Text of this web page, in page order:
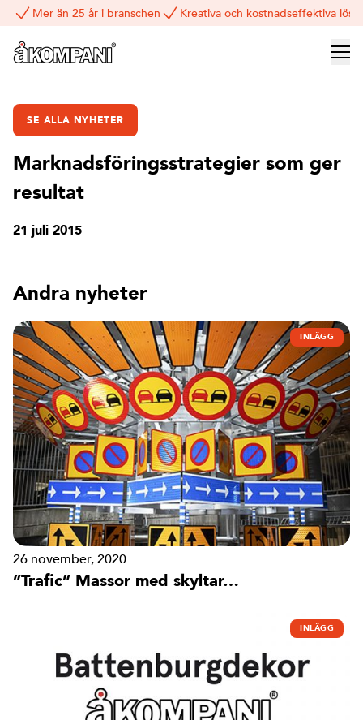
Mer än 25 år i branschen Kreativa och kostnadseffektiva
SE ALLA NYHETER
Marknadsföringsstrategier som ger
resultat
21 juli 2015
Andra nyheter
INLÄGG
26 november, 2020
”Trafic” Massor med skyltar…
INLÄGG